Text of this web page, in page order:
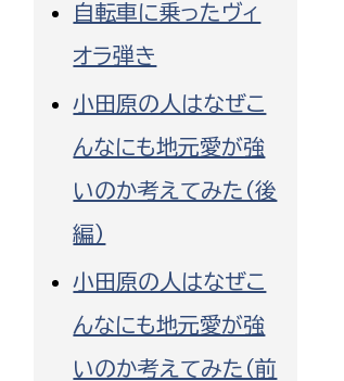
自転車に乗ったヴィ
オラ弾き
小田原の人はなぜこ
んなにも地元愛が強
いのか考えてみた（後
編）
小田原の人はなぜこ
んなにも地元愛が強
いのか考えてみた（前